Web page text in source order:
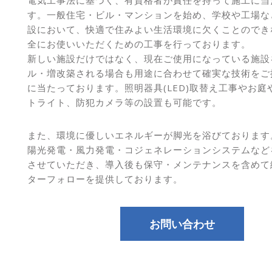
す。一般住宅・ビル・マンションを始め、学校や工場
設において、快適で住みよい生活環境に欠くことので
全にお使いいただくための工事を行っております。
新しい施設だけではなく、現在ご使用になっている施
ル・増改築される場合も用途に合わせて確実な技術を
に当たっております。照明器具(LED)取替え工事やお庭
トライト、防犯カメラ等の設置も可能です。
また、環境に優しいエネルギーが脚光を浴びておりま
陽光発電・風力発電・コジェネレーションシステムな
させていただき、導入後も保守・メンテナンスを含め
ターフォローを提供しております。
お問い合わせ